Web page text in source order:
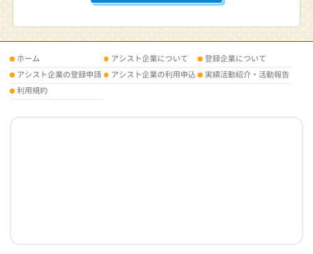
ホーム アシスト企業について
登録企業について
アシスト企業の登録申請
アシスト企業の利用申込
実績活動紹介・活動報告
利用規約